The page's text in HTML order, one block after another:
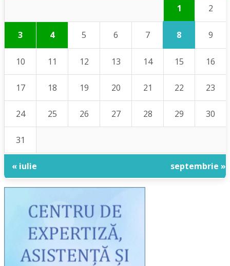
1 2
3 4 5 6 7 8 9
10 11 12 13 14 15 16
17 18 19 20 21 22 23
24 25 26 27 28 29 30
31
« iulie septembrie »